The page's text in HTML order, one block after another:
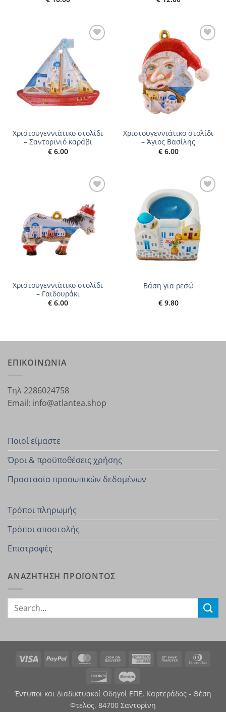
Χριστουγεννιάτικο στολίδι
– Σαντορινιό καράβι
€6.00
wishlist
Χριστουγεννιάτικο στολίδι
– Άγιος Βασίλης
€6.00
wishlist
Χριστουγεννιάτικο στολίδι
– Γαιδουράκι
€6.00
Add to
wishlist
Βάση για ρεσώ
€9.80
ΕΠΙΚΟΙΝΩΝΙΑ
Τηλ 2286024758
Email: info@atlantea.shop
Ποιοί είμαστε
Όροι & προϋποθέσεις χρήσης
Προστασία προσωπικών δεδομένων
Τρόποι πληρωμής
Τρόποι αποστολής
Επιστροφές
ΑΝΑΖΗΤΗΣΗ ΠΡΟΪΟΝΤΟΣ
Search
Visa PayPal MasterCardCash
On
Delivery
American Bank
Discover
Έντυποι και Διαδικτυακοί Οδηγοί ΕΠΕ, Καρτεράδος - Θέση
Φτελός, 84700 Σαντορίνη